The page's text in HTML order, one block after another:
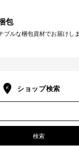
包
ブルな梱包資材でお届けし
ショップ検索
検索